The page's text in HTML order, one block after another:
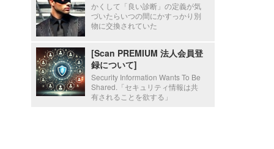
かくして「良い診断」の定義が気
づいたらいつの間にかすっかり別
物に交換されていた
[Scan PREMIUM 法人会員登
録について]
Security Information Wants To Be
Shared.「セキュリティ情報は共
有されることを欲する」